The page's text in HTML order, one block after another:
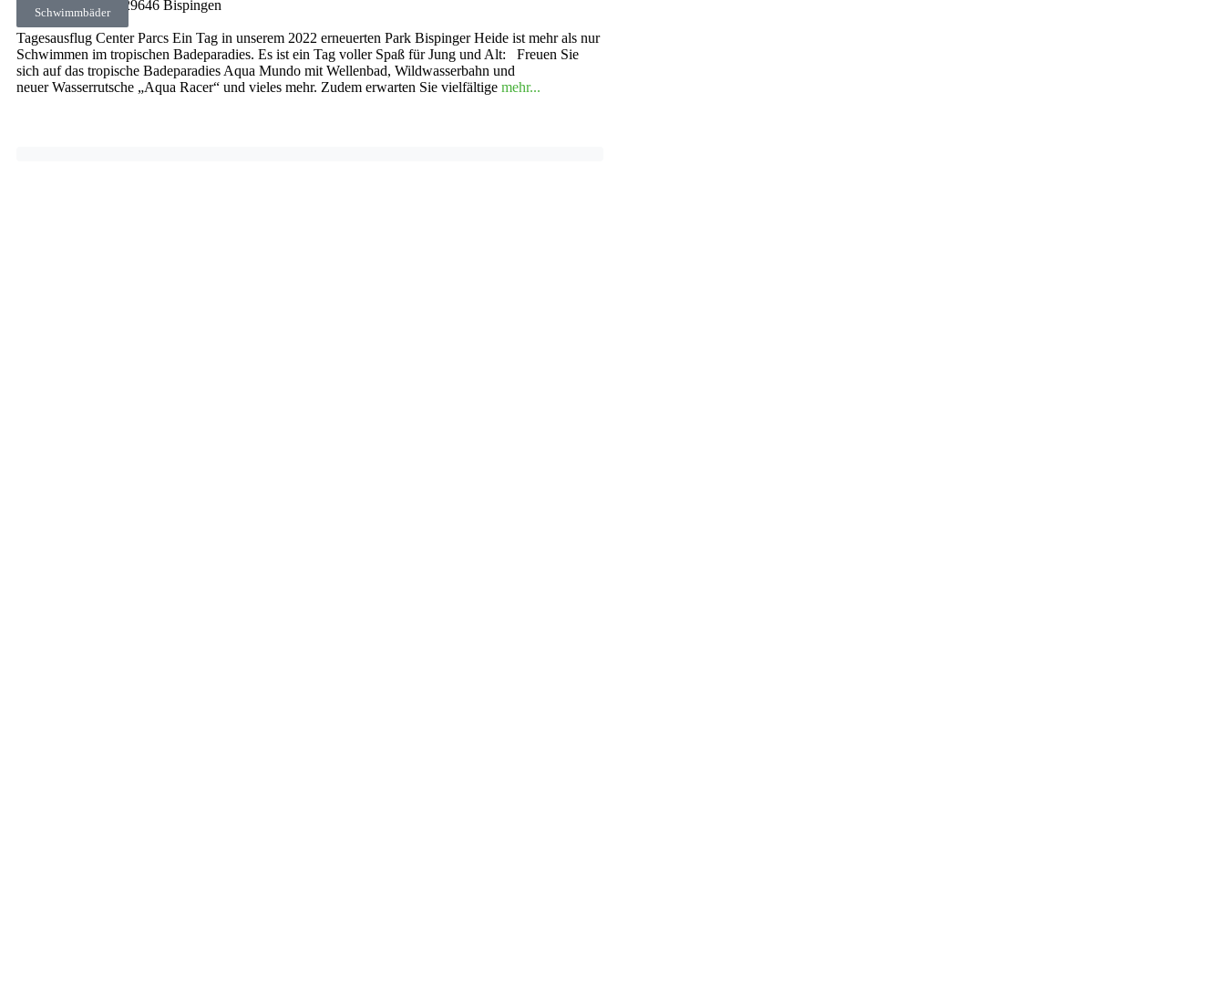
Schwimmbäder
Töpinger Str. 69 29646 Bispingen
Tagesausflug Center Parcs Ein Tag in unserem 2022 erneuerten Park Bispinger Heide ist mehr als nur
Schwimmen im tropischen Badeparadies. Es ist ein Tag voller Spaß für Jung und Alt: Freuen Sie
sich auf das tropische Badeparadies Aqua Mundo mit Wellenbad, Wildwasserbahn und
neuer Wasserrutsche „Aqua Racer“ und vieles mehr. Zudem erwarten Sie vielfältige mehr...